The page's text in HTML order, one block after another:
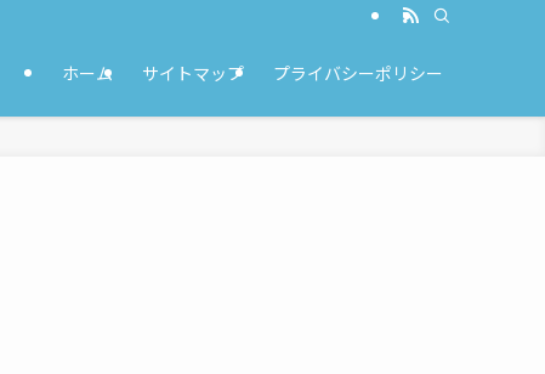
ホーム サイトマップ プライバシーポリシー